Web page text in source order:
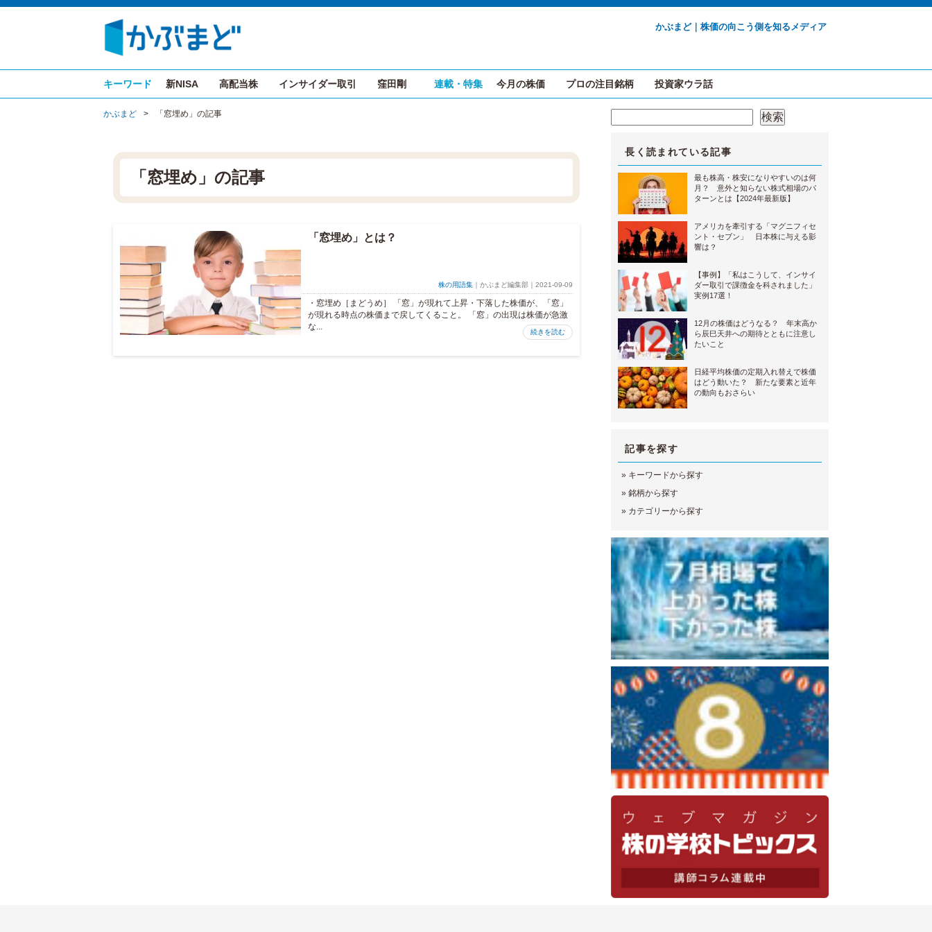
かぶまど｜株価の向こう側を知るメディア
キーワード 新NISA 高配当株 インサイダー取引 窪田剛 連載・特集 今月の株価 プロの注目銘柄 投資家ウラ話
かぶまど > 「窓埋め」の記事
「窓埋め」の記事
「窓埋め」とは？
株の用語集｜かぶまど編集部｜2021-09-09
・窓埋め［まどうめ］ 「窓」が現れて上昇・下落した株価が、「窓」
が現れる時点の株価まで戻してくること。 「窓」の出現は株価が急激
な...
続きを読む
検索
長く読まれている記事
最も株高・株安になりやすいのは何
月？ 意外と知らない株式相場のパ
ターンとは【2024年最新版】
アメリカを牽引する「マグニフィセ
ント・セブン」 日本株に与える影
響は？
【事例】「私はこうして、インサイ
ダー取引で課徴金を科されました」
実例17選！
12月の株価はどうなる？ 年末高か
ら辰巳天井への期待とともに注意し
たいこと
日経平均株価の定期入れ替えで株価
はどう動いた？ 新たな要素と近年
の動向もおさらい
記事を探す
» キーワードから探す
»銘柄から探す
» カテゴリーから探す